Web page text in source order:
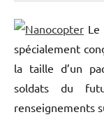
spécialement
la taille d’un
soldats du
renseignements